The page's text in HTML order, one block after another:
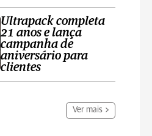
Ultrapack completa
21 anos e lança
campanha de
aniversário para
clientes
Ver mais